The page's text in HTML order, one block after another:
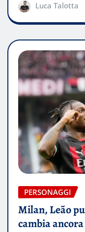
Luca Talotta
PERSONAGGI
Milan, Leão
cambia